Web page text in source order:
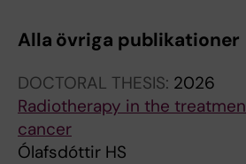
Alla övriga publikationer
DOCTORAL THESIS: 2026
Radiotherapy in the
cancer
Ólafsdóttir HS